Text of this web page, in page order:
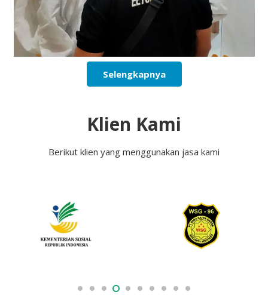
Selengkapnya
Klien Kami
Berikut klien yang menggunakan jasa kami